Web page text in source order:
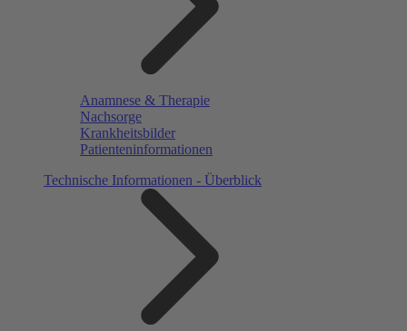
Anamnese & Therapie
Nachsorge
Krankheitsbilder
Patienteninformationen
Technische Informationen - Überblick